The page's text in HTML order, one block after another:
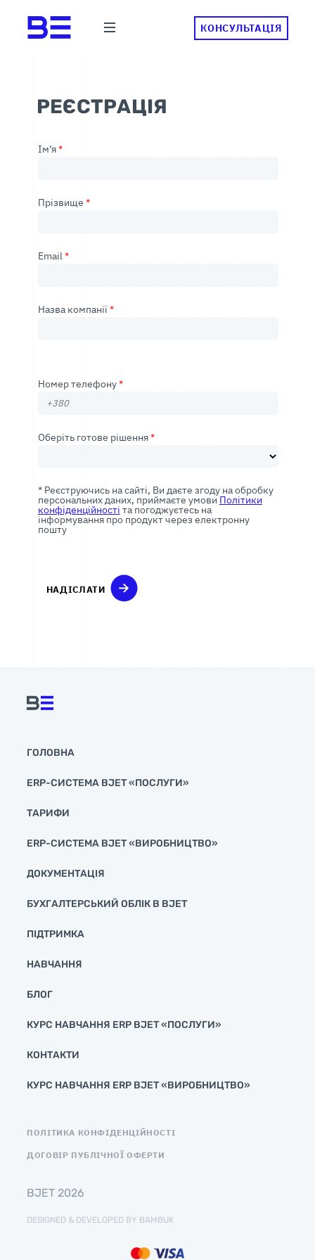
КОНСУЛЬТАЦІЯ
РЕЄСТРАЦІЯ
Ім’я*
Прізвище *
Email*
Назва компанії*
Номер телефону*
Оберіть готове рішення*
*Реєструючись на сайті, Ви даєте згоду на обробку
персональних даних, приймаєте умови Політики
конфіденційності та погоджуєтесь на
інформування про продукт через електронну
пошту
ГОЛОВНА
ERP-СИСТЕМА BJET «ПОСЛУГИ»
ТАРИФИ
ERP-СИСТЕМА BJET «ВИРОБНИЦТВО»
ДОКУМЕНТАЦІЯ
БУХГАЛТЕРСЬКИЙ ОБЛІК В BJET
ПІДТРИМКА
НАВЧАННЯ
БЛОГ
КУРС НАВЧАННЯ ERP BJET «ПОСЛУГИ»
КОНТАКТИ
КУРС НАВЧАННЯ ERP BJET «ВИРОБНИЦТВО»
BJET 2026
ПОЛІТИКА КОНФІДЕНЦІЙНОСТІ
ДОГОВІР ПУБЛІЧНОЇ ОФЕРТИ
DESIGNED & DEVELOPED BY BAMBUK